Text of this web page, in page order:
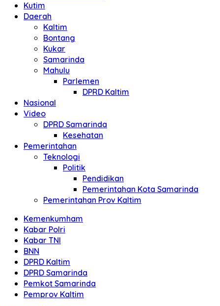
Kutim
Daerah
Kaltim
Bontang
Kukar
Samarinda
Mahulu
Parlemen
DPRD Kaltim
Nasional
Video
DPRD Samarinda
Kesehatan
Pemerintahan
Teknologi
Politik
Pendidikan
Pemerintahan Kota Samarinda
Pemerintahan Prov Kaltim
Kemenkumham
Kabar Polri
Kabar TNI
BNN
DPRD Kaltim
DPRD Samarinda
Pemkot Samarinda
Pemprov Kaltim